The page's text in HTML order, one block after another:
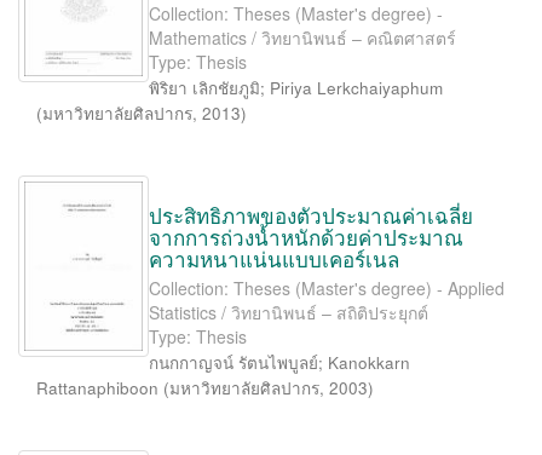
Collection: Theses (Master's degree) -
Mathematics / วิทยานิพนธ์ – คณิตศาสตร์
Type: Thesis
พิริยา เลิกชัยภูมิ; Piriya Lerkchaiyaphum
(มหาวิทยาลัยศิลปากร, 2013)
ประสิทธิภาพของตัวประมาณค่าเฉลี่ย
จากการถ่วงน้ำหนักด้วยค่าประมาณ
ความหนาแน่นแบบเคอร์เนล
Collection: Theses (Master's degree) - Applied
Statistics / วิทยานิพนธ์ – สถิติประยุกต์
Type: Thesis
กนกกาญจน์ รัตนไพบูลย์; Kanokkarn
Rattanaphiboon (มหาวิทยาลัยศิลปากร, 2003)